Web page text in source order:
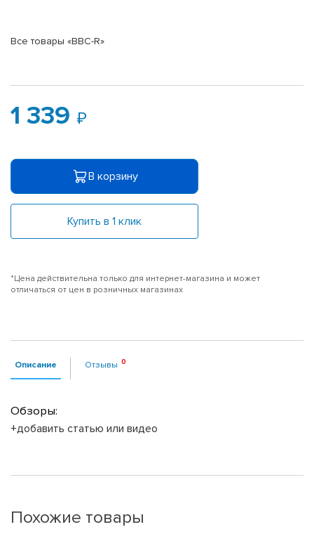
Все товары «BBC-R»
1 339
В корзину
Купить в 1 клик
*Цена действительна только для интернет-магазина и может
отличаться от цен в розничных магазинах
Описание Отзывы
Обзоры:
+добавить статью или видео
Похожие товары